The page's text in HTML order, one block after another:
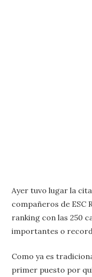
Ayer tuvo lugar la
compañeros de ESC
ranking con las 250
importantes o
Como ya es
primer puesto por